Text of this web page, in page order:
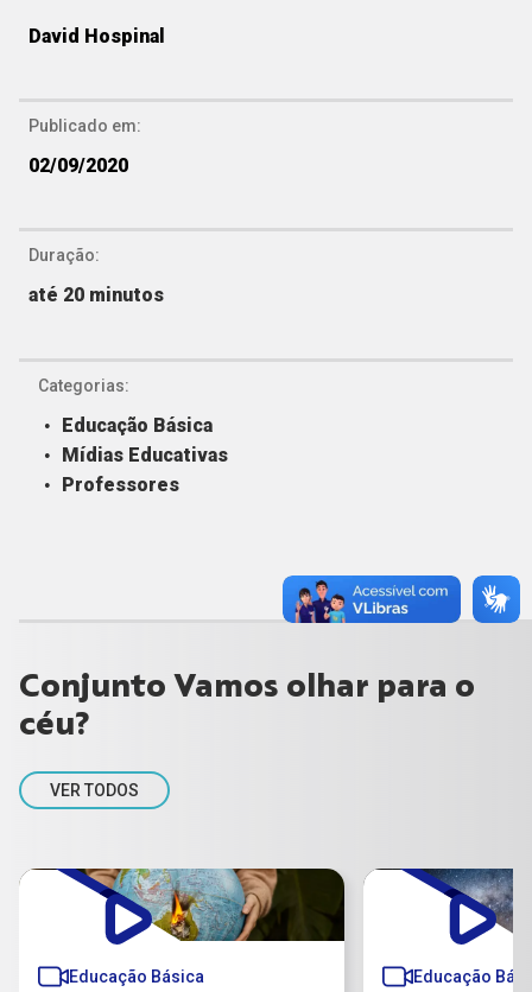
David Hospinal
Publicado em:
02/09/2020
Duração:
até 20 minutos
Categorias:
Educação Básica
Mídias Educativas
Professores
Conjunto Vamos olhar para o
céu?
VER TODOS
Educação Básica Educação